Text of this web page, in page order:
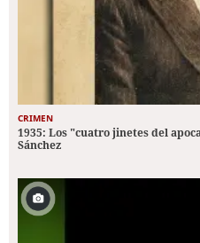
CRIMEN
1935: Los "cuatro jinetes del
Sánchez